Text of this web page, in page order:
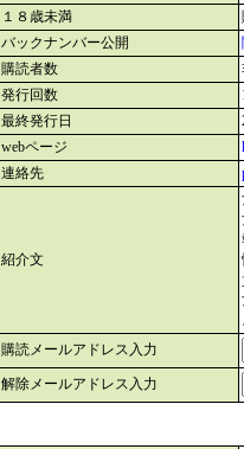
１８歳未満
バックナンバー公開
購読者数
発行回数
最終発行日
webページ
連絡先
紹介文
購読メールアドレス入力
解除メールアドレス入力